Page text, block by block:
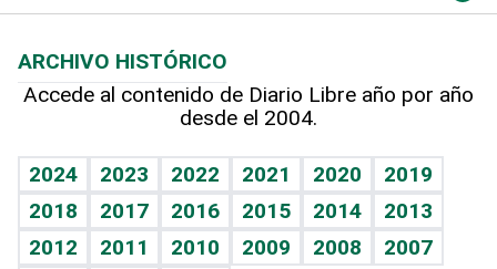
Hablando con el pediatra
Vida y familia
Eñe
Celebrando la vida
Línea de hit
TBT Deportivo
Hecho en casa
Guía del dinero
Cumpleaños
Horóscopos
Crucigramas
ARCHIVO HISTÓRICO
Accede al contenido de Diario Libre año por año
desde el 2004.
2024 2023 2022 2021 2020
2019
2018
2017 2016 2015 2014
2013
2012
2011 2010 2009 2008
2007